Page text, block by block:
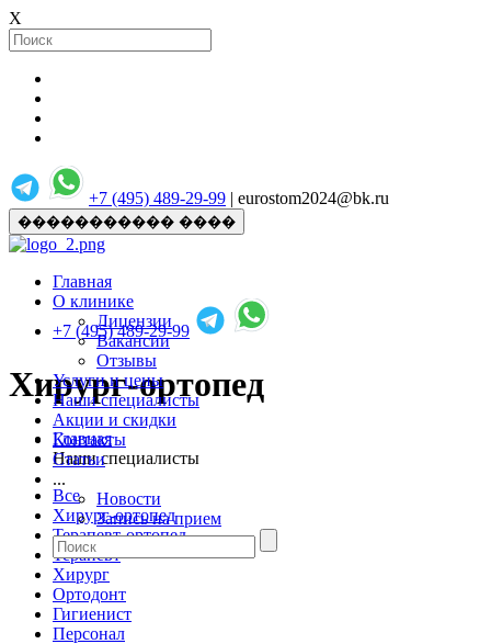
X
+7 (495) 489-29-99 | eurostom2024@bk.ru
����������� ����
Главная
О клинике
Лицензии
Вакансии
Отзывы
Услуги и цены
Наши специалисты
Акции и скидки
Контакты
Статьи
...
Новости
Запись на прием
+7 (495) 489-29-99
Хирург-ортопед
Главная
Наши специалисты
Все
Хирург-ортопед
Терапевт-ортопед
Терапевт
Хирург
Ортодонт
Гигиенист
Персонал